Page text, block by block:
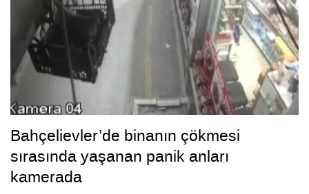
Bahçelievler’de binanın çökmesi
sırasında yaşanan panik anları
kamerada